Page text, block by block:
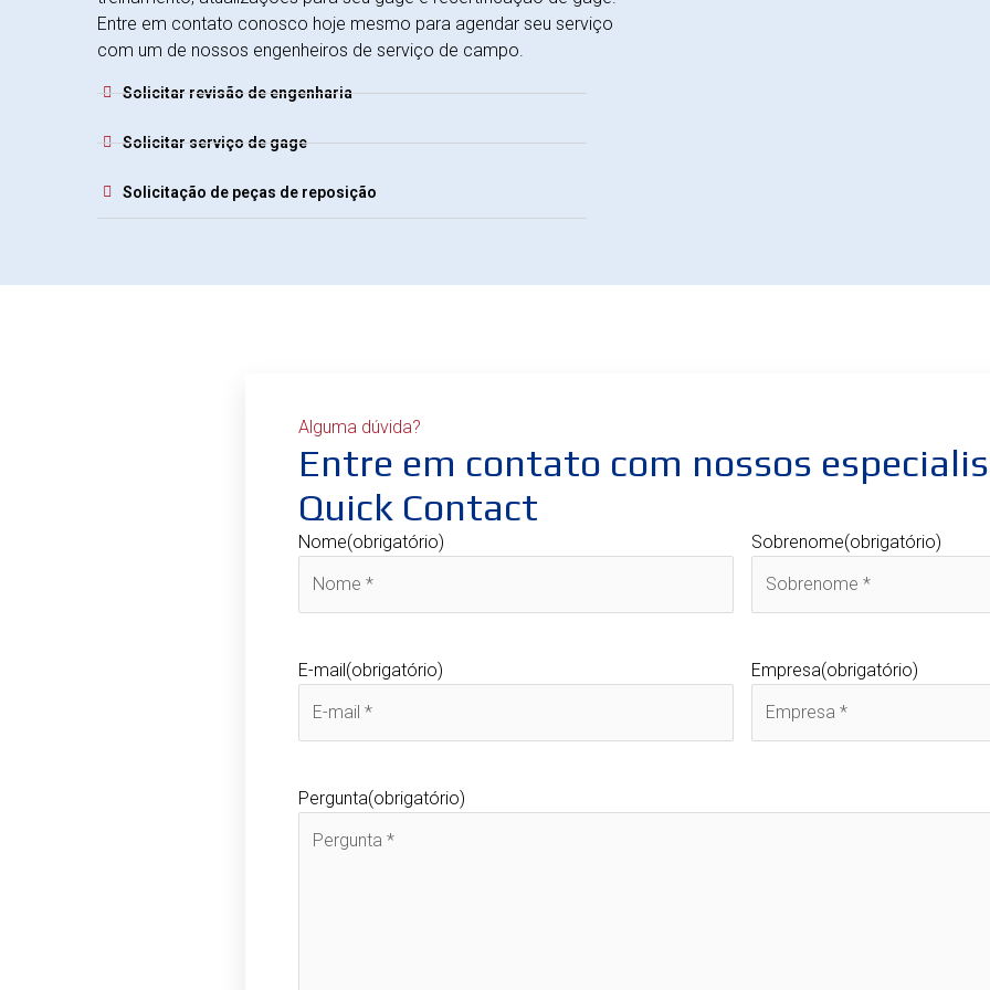
Entre em contato conosco hoje mesmo para agendar seu serviço
com um de nossos engenheiros de serviço de campo.
Solicitar revisão de engenharia
Solicitar serviço de gage
Solicitação de peças de reposição
Alguma dúvida?
Entre em contato com nossos
Quick Contact
Nome(obrigatório) Sobrenome(obrigatório)
E-mail(obrigatório) Empresa(obrigatório)
Pergunta(obrigatório)